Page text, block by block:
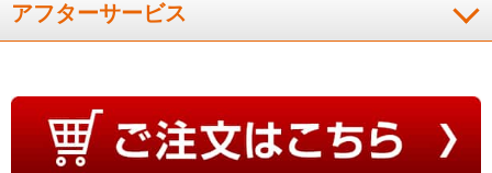
音が静かで、部屋が涼しくなるまでの時間が格段に早くなっ
シンプルで無駄な機能がなく満足
アフターサービス